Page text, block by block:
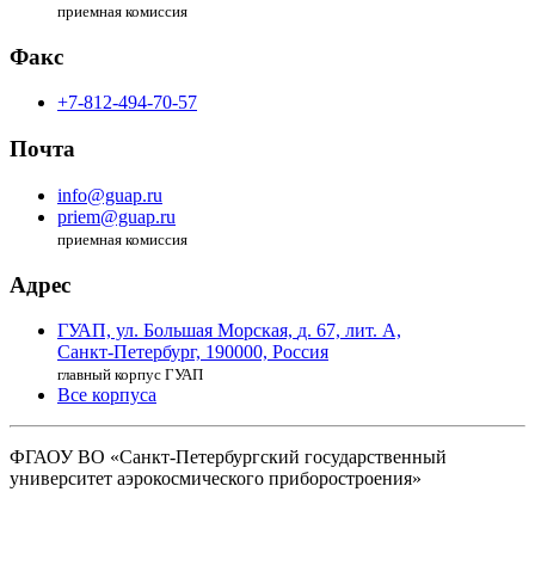
приемная комиссия
Факс
+7-812-494-70-57
Почта
info@guap.ru
priem@guap.ru
приемная комиссия
Адрес
ГУАП, ул. Большая Морская, д. 67, лит. А,
Санкт-Петербург, 190000, Россия
главный корпус ГУАП
Все корпуса
ФГАОУ ВО «Санкт-Петербургский государственный
университет аэрокосмического приборостроения»